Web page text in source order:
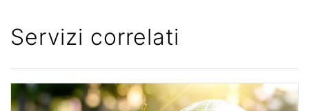
Servizi correlati